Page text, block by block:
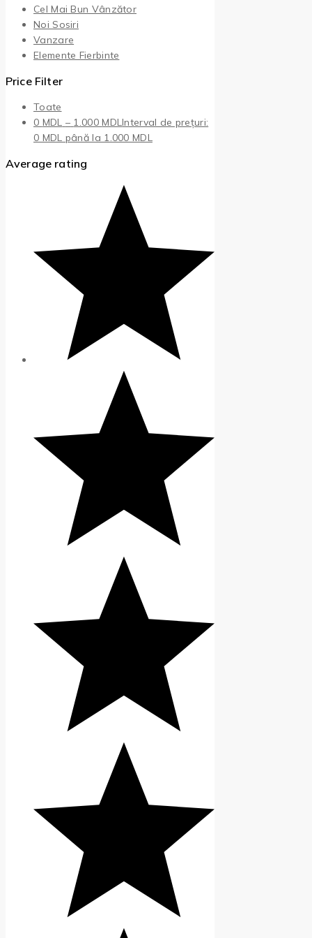
Cel Mai Bun Vânzător
Noi Sosiri
Vanzare
Elemente Fierbinte
Price Filter
Toate
0 MDL – 1.000MDLInterval de prețuri:
0 MDL până la 1.000 MDL
Average rating